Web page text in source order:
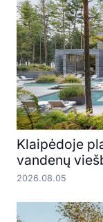
Klaipėdoje
vandenų
2026.08.05